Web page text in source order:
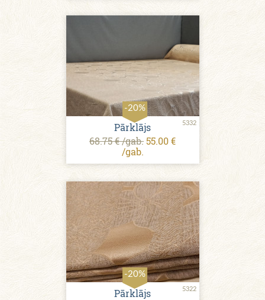
-20%
5332
Pārklājs
68.75 € /gab.55.00 €
/gab.
-20%
5322
Pārklājs